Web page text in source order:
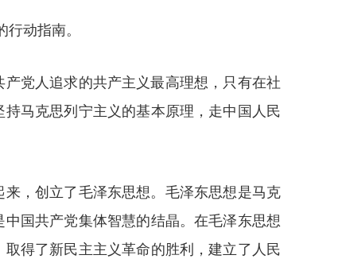
动指南。
党人追求的共产主义最高理想，只有在社
马克思列宁主义的基本原理，走中国人民
，创立了毛泽东思想。毛泽东思想是马克
国共产党集体智慧的结晶。在毛泽东思想
得了新民主主义革命的胜利，建立了人民